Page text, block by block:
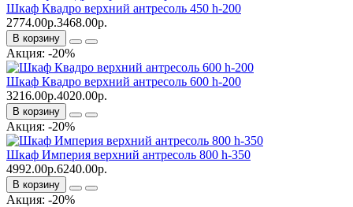
Шкаф Квадро верхний антресоль 450 h-200
2774.00р.3468.00р.
В корзину
Акция: -20%
Шкаф Квадро верхний антресоль 600 h-200
3216.00р.4020.00р.
В корзину
Акция: -20%
Шкаф Империя верхний антресоль 800 h-350
4992.00р.6240.00р.
В корзину
Акция: -20%